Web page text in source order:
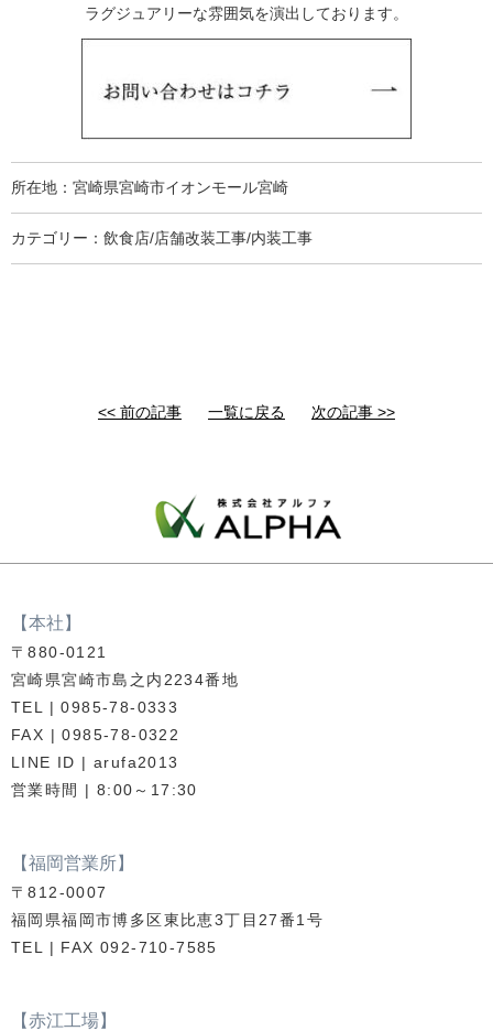
ラグジュアリーな雰囲気を演出しております。
所在地：宮崎県宮崎市イオンモール宮崎
カテゴリー：飲食店/店舗改装工事/内装工事
<< 前の記事 一覧に戻る 次の記事 >>
【本社】
〒880-0121
宮崎県宮崎市島之内2234番地
TEL | 0985-78-0333
FAX | 0985-78-0322
LINE ID | arufa2013
営業時間 | 8:00～17:30
【福岡営業所】
〒812-0007
福岡県福岡市博多区東比恵3丁目27番1号
TEL | FAX 092-710-7585
【赤江工場】